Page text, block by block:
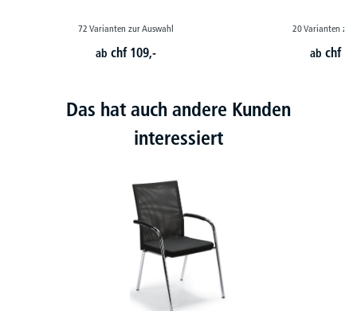
72 Varianten zur Auswahl
abchf 109,-
20 Varianten zur
abchf
Das hat auch andere Kunden
interessiert